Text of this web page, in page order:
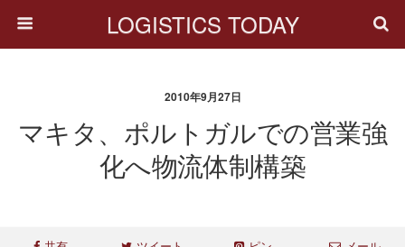
LOGISTICS TODAY
2010年9月27日
マキタ、ポルトガルでの営業強
化へ物流体制構築